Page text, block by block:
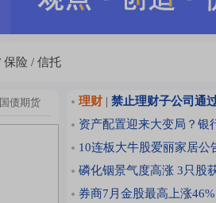
保险 信托
国债期货 理财 | 禁止理财子公司通
资产配置迎来大变局？银
10连板大牛股爱丽家居
磷化铟景气度高涨 3只股
券商7月金股最高上涨